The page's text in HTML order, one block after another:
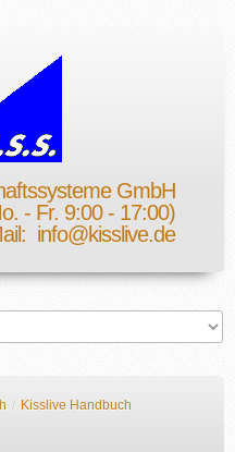
GmbH
- Fr. 9:00 - 17:00)
info@kisslive.de
/ Kisslive Handbuch